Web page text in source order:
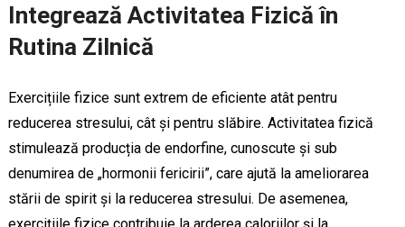
Integrează Activitatea Fizică în
Rutina Zilnică
Exercițiile fizice sunt extrem de eficiente atât pentru
reducerea stresului, cât și pentru slăbire. Activitatea fizică
stimulează producția de endorfine, cunoscute și sub
denumirea de „hormonii fericirii”, care ajută la ameliorarea
stării de spirit și la reducerea stresului. De asemenea,